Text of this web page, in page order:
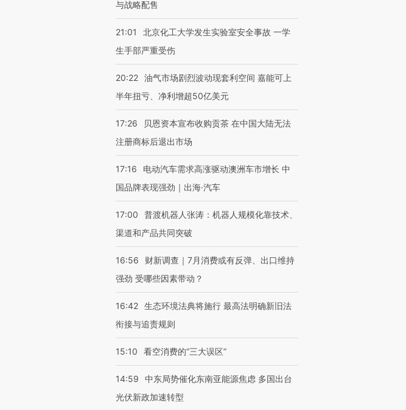
与战略配售
21:01
北京化工大学发生实验室安全事故 一学
生手部严重受伤
20:22 油气市场剧烈波动现套利空间 嘉能可上
半年扭亏、净利增超50亿美元
17:26
贝恩资本宣布收购贡茶 在中国大陆无法
注册商标后退出市场
17:16
电动汽车需求高涨驱动澳洲车市增长 中
国品牌表现强劲｜出海·汽车
17:00
普渡机器人张涛：机器人规模化靠技术、
渠道和产品共同突破
16:56
财新调查｜7月消费或有反弹、出口维持
强劲 受哪些因素带动？
16:42 生态环境法典将施行 最高法明确新旧法
衔接与追责规则
15:10 看空消费的“三大误区”
14:59
中东局势催化东南亚能源焦虑 多国出台
光伏新政加速转型